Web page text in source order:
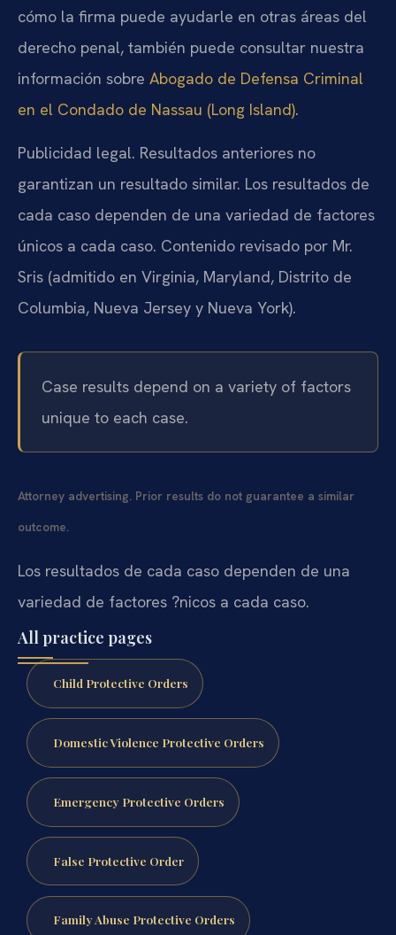
cómo la firma puede ayudarle en otras áreas del
derecho penal, también puede consultar nuestra
información sobre Abogado de Defensa Criminal
en el Condado de Nassau (Long Island).
Publicidad legal. Resultados anteriores no
garantizan un resultado similar. Los resultados de
cada caso dependen de una variedad de factores
únicos a cada caso. Contenido revisado por Mr.
Sris (admitido en Virginia, Maryland, Distrito de
Columbia, Nueva Jersey y Nueva York).
Case results depend on a variety of factors
unique to each case.
Attorney advertising. Prior results do not guarantee a similar
outcome.
Los resultados de cada caso dependen de una
variedad de factores ?nicos a cada caso.
All practice pages
Child Protective Orders
Domestic Violence Protective Orders
Emergency Protective Orders
False Protective Order
Family Abuse Protective Orders